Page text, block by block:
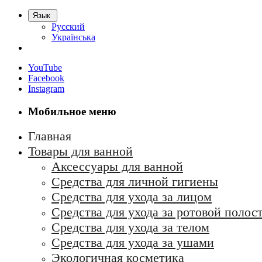
Язык
Русский
Українська
YouTube
Facebook
Instagram
Мобильное меню
Главная
Товары для ванной
Аксессуары для ванной
Средства для личной гигиены
Средства для ухода за лицом
Средства для ухода за ротовой
Средства для ухода за телом
Средства для ухода за ушами
Экологичная косметика